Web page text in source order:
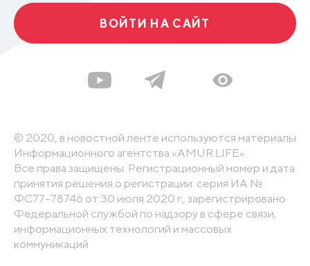
ВОЙТИ НА САЙТ
© 2020, в новостной ленте используются материалы
Информационного агентства «AMUR.LIFE».
Все права защищены. Регистрационный номер и дата
принятия решения о регистрации: серия ИА №
ФС77-78746 от 30 июля 2020 г., зарегистрировано
Федеральной службой по надзору в сфере связи,
информационных технологий и массовых
коммуникаций